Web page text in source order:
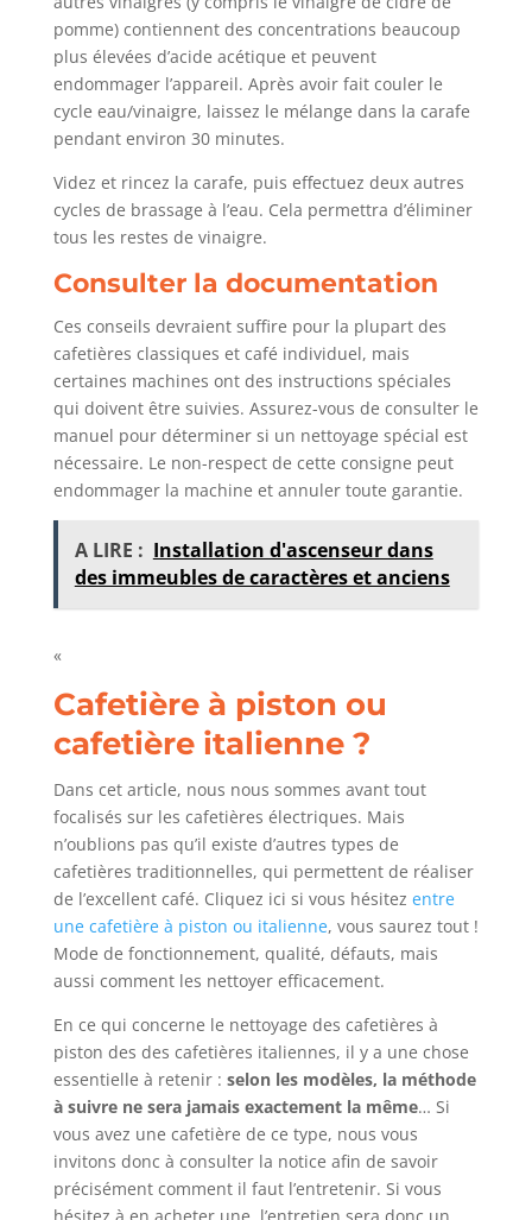
pomme) contiennent des concentrations beaucoup
plus élevées d’acide acétique et peuvent
endommager l’appareil. Après avoir fait couler le
cycle eau/vinaigre, laissez le mélange dans la carafe
pendant environ 30 minutes.
Videz et rincez la carafe, puis effectuez deux autres
cycles de brassage à l’eau. Cela permettra d’éliminer
tous les restes de vinaigre.
Consulter la documentation
Ces conseils devraient suffire pour la plupart des
cafetières classiques et café individuel, mais
certaines machines ont des instructions spéciales
qui doivent être suivies. Assurez-vous de consulter le
manuel pour déterminer si un nettoyage spécial est
nécessaire. Le non-respect de cette consigne peut
endommager la machine et annuler toute garantie.
A LIRE : Installation d'ascenseur dans
des immeubles de caractères et anciens
«
Cafetière à piston ou
cafetière italienne ?
Dans cet article, nous nous sommes avant tout
focalisés sur les cafetières électriques. Mais
n’oublions pas qu’il existe d’autres types de
cafetières traditionnelles, qui permettent de réaliser
de l’excellent café. Cliquez ici si vous hésitez entre
une cafetière à piston ou italienne, vous saurez tout !
Mode de fonctionnement, qualité, défauts, mais
aussi comment les nettoyer efficacement.
En ce qui concerne le nettoyage des cafetières à
piston des des cafetières italiennes, il y a une chose
essentielle à retenir : selon les modèles, la méthode
à suivre ne sera jamais exactement la même… Si
vous avez une cafetière de ce type, nous vous
invitons donc à consulter la notice afin de savoir
précisément comment il faut l’entretenir. Si vous